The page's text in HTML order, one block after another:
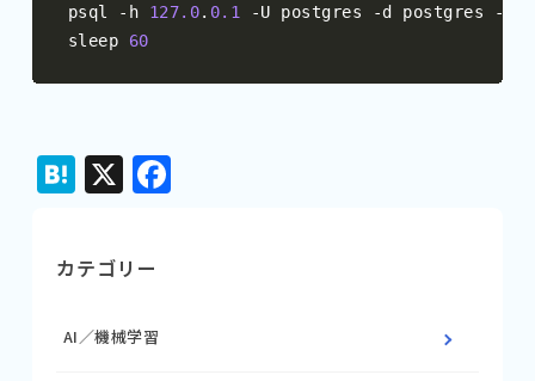
psql
- h 127.0. 0.1 -U postgres -d postgres -
sleep 60
Hatena
X Facebook
カテゴリー
AI／機械学習